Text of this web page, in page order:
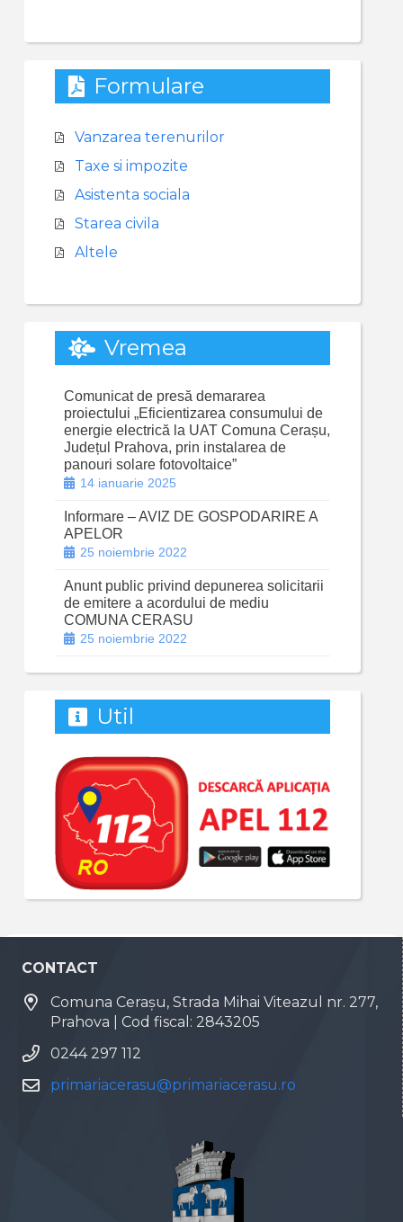
Formulare
Vanzarea terenurilor
Taxe si impozite
Asistenta sociala
Starea civila
Altele
Vremea
Comunicat de presă demararea
proiectului „Eficientizarea consumului de
energie electrică la UAT Comuna Cerașu,
Județul Prahova, prin instalarea de
panouri solare fotovoltaice”
14 ianuarie 2025
Informare – AVIZ DE GOSPODARIRE A
APELOR
25 noiembrie 2022
Anunt public privind depunerea solicitarii
de emitere a acordului de mediu
COMUNA CERASU
25 noiembrie 2022
Util
CONTACT
Comuna Cerașu, Strada Mihai Viteazul nr. 277,
Prahova | Cod fiscal: 2843205
0244 297 112
primariacerasu@primariacerasu.ro